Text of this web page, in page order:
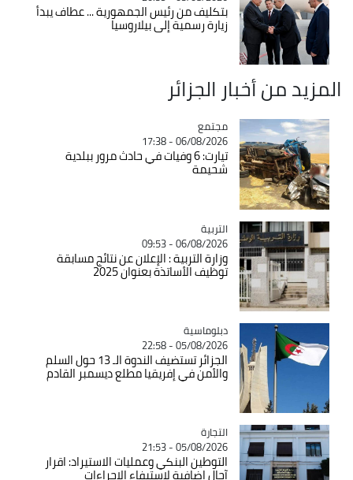
بتكليف من رئيس الجمهورية ... عطاف يبدأ
زيارة رسمية إلى بيلاروسيا
المزيد من أخبار الجزائر
Catégorie
مجتمع
06/08/2026 - 17:38
تيارت: 6 وفيات في حادث مرور ببلدية
شحيمة
Catégorie
التربية
06/08/2026 - 09:53
وزارة التربية : الإعلان عن نتائج مسابقة
توظيف الأساتذة بعنوان 2025
Catégorie
دبلوماسية
05/08/2026 - 22:58
الجزائر تستضيف الندوة الـ 13 حول السلم
والأمن في إفريقيا مطلع ديسمبر القادم
Catégorie
التجارة
05/08/2026 - 21:53
التوطين البنكي وعمليات الاستيراد: اقرار
آجال اضافية لاستيفاء الاجراءات